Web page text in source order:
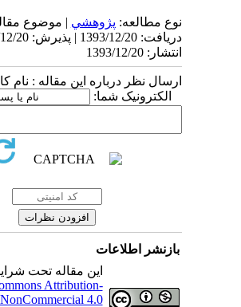
نوع مطالعه:پژوهشي| موضوع
انتشار: 1393/12/20
ارسال نظر درباره این مقاله : نام
الکترونیک شما:
بازنشر اطلاعات
این مقاله تحت
Attribution-
NonCommercial 4.0